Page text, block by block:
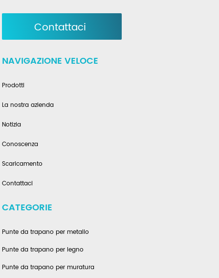
Contattaci
NAVIGAZIONE VELOCE
Prodotti
La nostra azienda
Notizia
Conoscenza
Scaricamento
Contattaci
CATEGORIE
Punte da trapano per metallo
Punte da trapano per legno
Punte da trapano per muratura